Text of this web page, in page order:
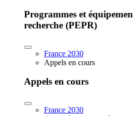
Programmes et
recherche (PEPR)
France 2030
Appels en cours
Appels en cours
France 2030